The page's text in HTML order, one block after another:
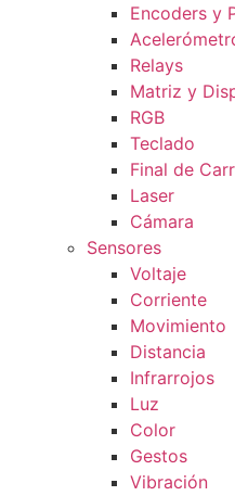
Encoders y
Relays
Matriz y
RGB
Teclado
Final de
Laser
Cámara
Sensores
Voltaje
Corriente
Movimiento
Distancia
Infrarrojos
Luz
Color
Gestos
Vibración